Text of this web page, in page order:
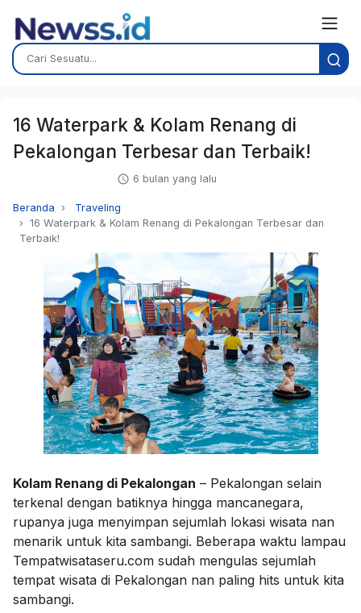
16 Waterpark & Kolam Renang di
Pekalongan Terbesar dan Terbaik!
6 bulan yang lalu
Beranda
Traveling
16 Waterpark & Kolam Renang di Pekalongan Terbesar dan
Terbaik!
Kolam Renang di Pekalongan – Pekalongan selain
terkenal dengan batiknya hingga mancanegara,
rupanya juga menyimpan sejumlah lokasi wisata nan
menarik untuk kita sambangi. Beberapa waktu lampau
Tempatwisataseru.com sudah mengulas sejumlah
tempat wisata di Pekalongan nan paling hits untuk kita
sambangi.